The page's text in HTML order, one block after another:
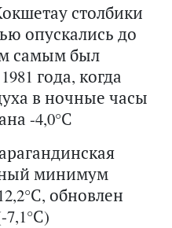
столбики
опускались до
самым был
года, когда
в ночные часы
-4,0°С
минимум
обновлен
7,1°С)